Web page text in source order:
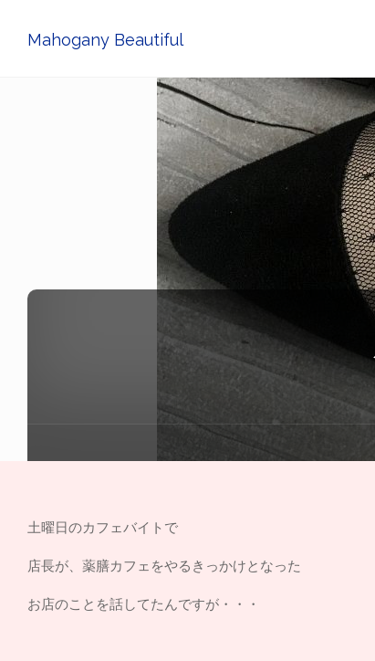
Mahogany Beautiful
土曜日のカフェバイトで
店長が、薬膳カフェをやるきっかけとなった
お店のことを話してたんですが・・・